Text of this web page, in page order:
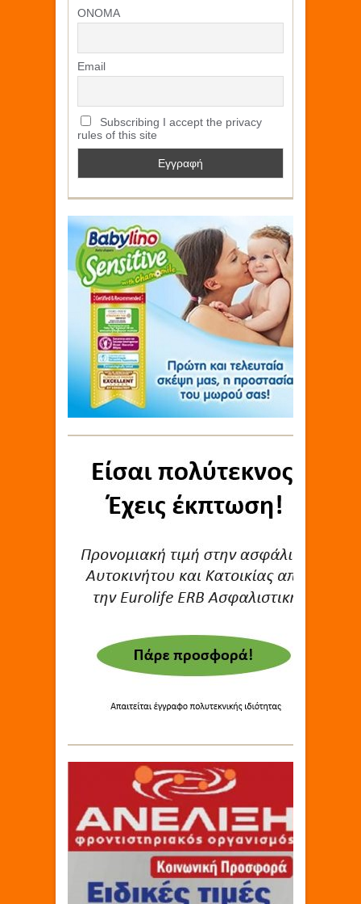
ΟΝΟΜΑ
Email
Subscribing I accept the privacy
rules of this site